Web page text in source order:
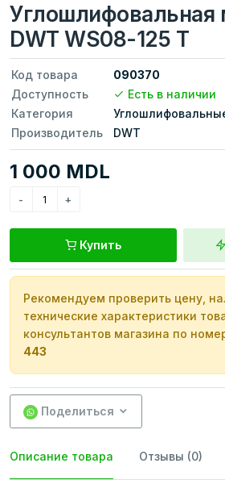
Углошлифовальная
DWT WS08-125 T
Код товара
090370
Доступность
Есть в наличии
Категория
Производитель
DWT
1 000 MDL
Купить
Рекомендуем проверить цену,
технические характеристики
консультантов магазина по
443
Поделиться
Описание товара Отзывы (0)